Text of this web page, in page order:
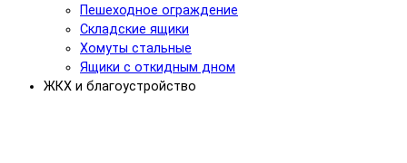
Пешеходное ограждение
Складские ящики
Хомуты стальные
Ящики с откидным дном
ЖКХ и благоустройство